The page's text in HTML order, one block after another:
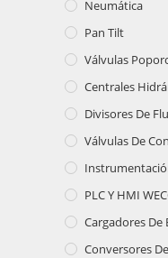
Neumática
Pan Tilt
Válvulas
Centrales
Divisores De
Válvulas De
PLC Y HMI
Cargadores De
Conversores